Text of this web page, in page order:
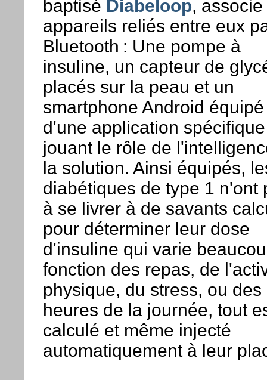
baptisé Diabeloop,
appareils reliés entre eux
Bluetooth : Une pompe à
insuline, un capteur de
placés sur la peau et un
smartphone Android équipé
d'une application spécifique
jouant le rôle de
la solution. Ainsi équipés,
diabétiques de type 1 n'ont
à se livrer à de savants
pour déterminer leur dose
d'insuline qui varie
fonction des repas, de
physique, du stress, ou des
heures de la journée, tout
calculé et même injecté
automatiquement à leur